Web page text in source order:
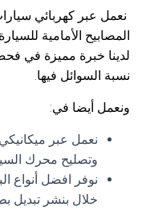
نعمل عبر كهربائي
المصابيح الأمامية
لدينا خبرة مميزة في
نسبة السوائل فيها.
ونعمل أيضا في:
نعمل عبر
وتصليح محرك
نوفر افضل أنواع
خلال بنشر تبديل